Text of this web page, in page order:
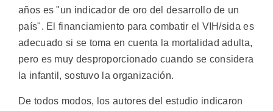
años es "un indicador de oro del desarrollo de un
país". El financiamiento para combatir el VIH/sida es
adecuado si se toma en cuenta la mortalidad adulta,
pero es muy desproporcionado cuando se considera
la infantil, sostuvo la organización.
De todos modos, los autores del estudio indicaron